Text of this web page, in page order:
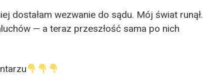
dostałam wezwanie do sądu. Mój świat runął.
— a teraz przeszłość sama po nich